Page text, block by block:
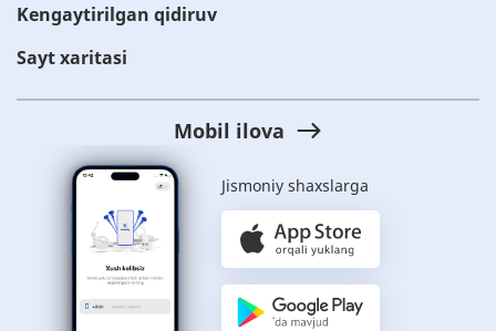
Kengaytirilgan qidiruv
Sayt xaritasi
Mobil ilova
Jismoniy shaxslarga